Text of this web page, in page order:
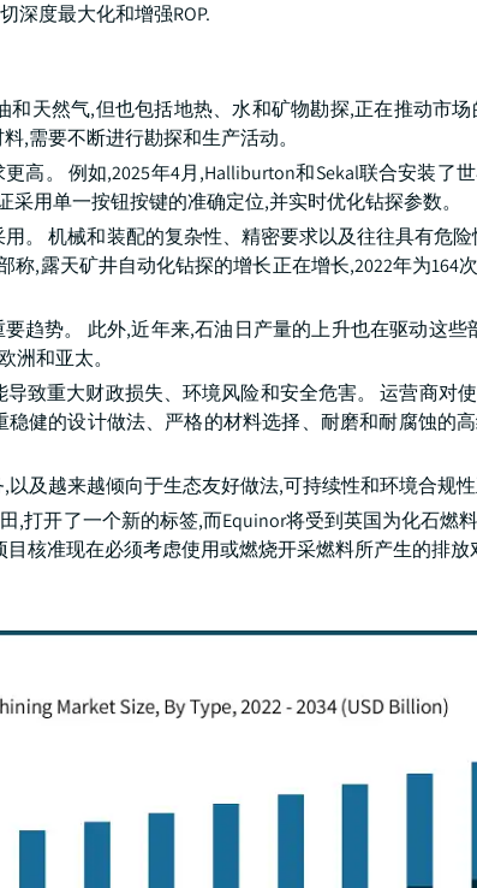
深度最大化和增强ROP.
天然气,但也包括地热、水和矿物勘探,正在推动市
,需要不断进行勘探和生产活动。
高。 例如,2025年4月,Halliburton和Sekal联合安装了
用单一按钮按键的准确定位,并实时优化钻探参数。
。 机械和装配的复杂性、精密要求以及往往具有危
,露天矿井自动化钻探的增长正在增长,2022年为164
趋势。 此外,近年来,石油日产量的上升也在驱动这些
洲和亚太。
致重大财政损失、环境风险和安全危害。 运营商对
健的设计做法、严格的材料选择、耐磨和耐腐蚀的
及越来越倾向于生态友好做法,可持续性和环境合规性
,打开了一个新的标签,而Equinor将受到英国为化石燃
核准现在必须考虑使用或燃烧开采燃料所产生的排放